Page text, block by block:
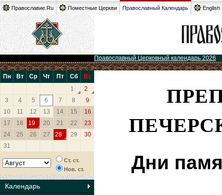
Православие.Ru Поместные Церкви Православный Календарь English
Православный Церковный календарь 2026
Пн Вт Ср Чт Пт Сб
Вс
1
2
3
4 5 6 7 8
9
10
11 12 13 14 15
16
17
18 19 20 21 22
23
24
25 26 27 28 29
30
31
Ст. ст.
Нов. ст.
Календарь
Дни